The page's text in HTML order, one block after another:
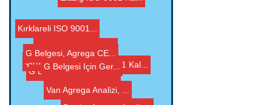
Trabzon ISO 9001 Kal...
Balıkesir G Belgesi...
G Belgesi Nedir? Nas...
Şırnak ISO 9001 Ka...
G Belgesi İçin Ger...
Van Agrega Analizi, ...
Elazığ ISO 9001 Ka...
Burdur Agrega Analiz...
G Belgesi, Agrega CE...